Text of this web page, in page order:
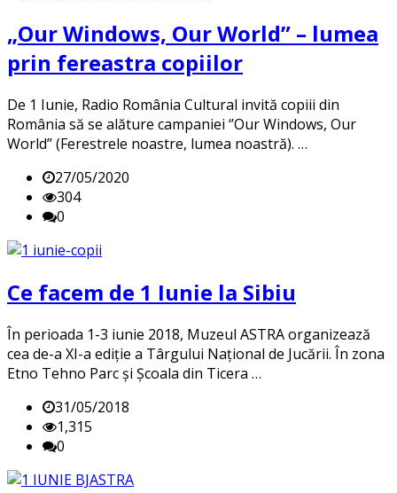
„Our Windows, Our World” – lumea
prin fereastra copiilor
De 1 Iunie, Radio România Cultural invită copiii din
România să se alăture campaniei ‘’Our Windows, Our
World” (Ferestrele noastre, lumea noastră). …
27/05/2020
304
0
Ce facem de 1 Iunie la Sibiu
În perioada 1-3 iunie 2018, Muzeul ASTRA organizează
cea de-a XI-a ediție a Târgului Național de Jucării. În zona
Etno Tehno Parc și Școala din Ticera …
31/05/2018
1,315
0